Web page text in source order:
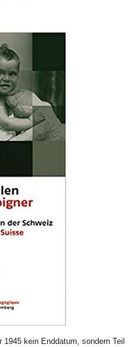
kein Enddatum, sondern Teil